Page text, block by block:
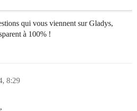
qui vous viennent sur Gladys,
à 100% !
8:29
,